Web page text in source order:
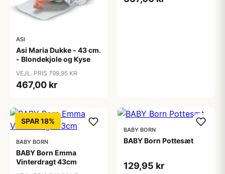
ASI
Asi Maria Dukke - 43 cm.
- Blondekjole og Kyse
VEJL. PRIS 799,95 KR
467,00 kr
SPAR 18%
BABY BORN
BABY Born Emma
Vinterdragt 43cm
BABY BORN
BABY Born Pottesæt
129,95 kr